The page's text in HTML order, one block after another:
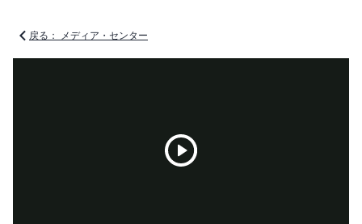
戻る： メディア・センター